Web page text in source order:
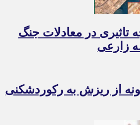
نصر ۲ چه تاثیری در معادلات جنگ
زارعی
از ریزش به رکوردشکنی